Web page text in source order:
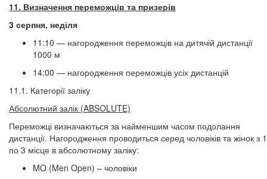
11. Визначення переможців та призерів
3 серпня, неділя
11:10 — нагородження переможців на дитячій дистанції
1000 м ​​​​​​​
14:00 — нагородження переможців усіх дистанцій
11.1. Категорії заліку
Абсолютний залік (ABSOLUTE)
Переможці визначаються за найменшим часом подолання
дистанції. Нагородження проводиться серед чоловіків та жінок з 1
по 3 місце в абсолютному заліку:
MO (Men Open) – чоловіки